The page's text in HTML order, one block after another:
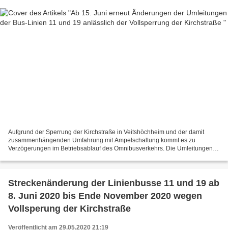
Aufgrund der Sperrung der Kirchstraße in Veitshöchheim und der damit
zusammenhängenden Umfahrung mit Ampelschaltung kommt es zu
Verzögerungen im Betriebsablauf des Omnibusverkehrs. Die Umleitungen
Streckenänderung der Linienbusse 11 und 19 ab
8. Juni 2020 bis Ende November 2020 wegen
Vollsperung der Kirchstraße
Veröffentlicht am 29.05.2020 21:19